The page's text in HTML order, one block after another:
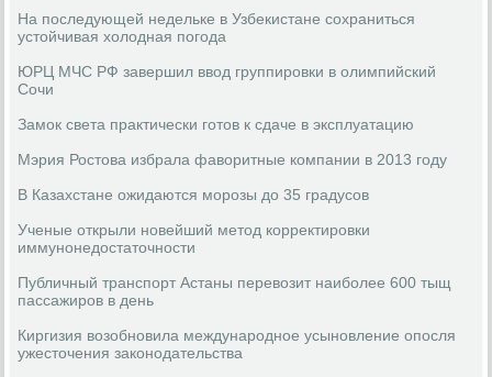
На последующей недельке в Узбекистане сохраниться
устойчивая холодная погода
ЮРЦ МЧС РФ завершил ввод группировки в олимпийский
Сочи
Замок света практически готов к сдаче в эксплуатацию
Мэрия Ростова избрала фаворитные компании в 2013 году
В Казахстане ожидаются морозы до 35 градусов
Ученые открыли новейший метод корректировки
иммунонедостаточности
Публичный транспорт Астаны перевозит наиболее 600 тыщ
пассажиров в день
Киргизия возобновила международное усыновление опосля
ужесточения законодательства